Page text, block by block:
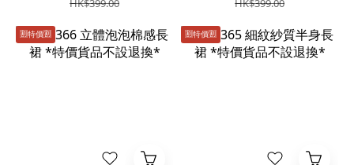
HK$399.00 HK$399.00
🈹️特價🈹️ 🈹️特價🈹️